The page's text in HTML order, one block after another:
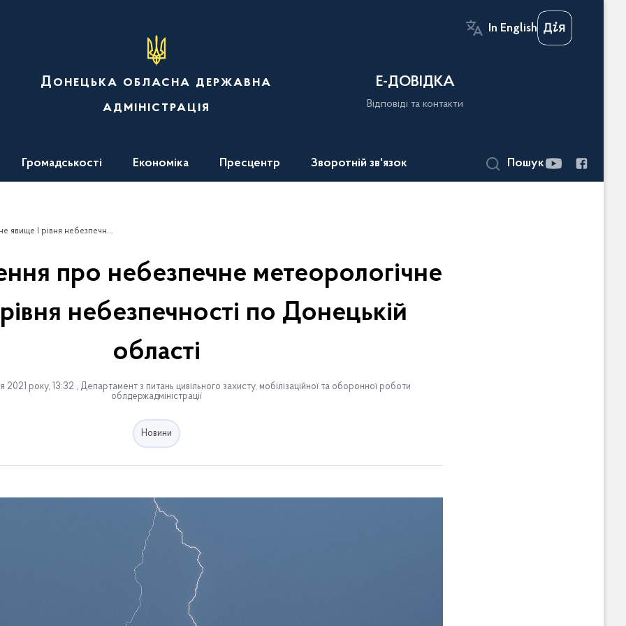
In English
Донецька обласна державна
адміністрація
Е-ДОВІДКА
Відповіді та контакти
Громадськості Економіка Пресцентр Зворотній зв'язок Пошук
по Донецькій області
про небезпечне метеорологічне
небезпечності по Донецькій
області
2021 року, 13:32 , Департамент з питань цивільного захисту, мобілізаційної та оборонної роботи
облдержадміністрації
Новини